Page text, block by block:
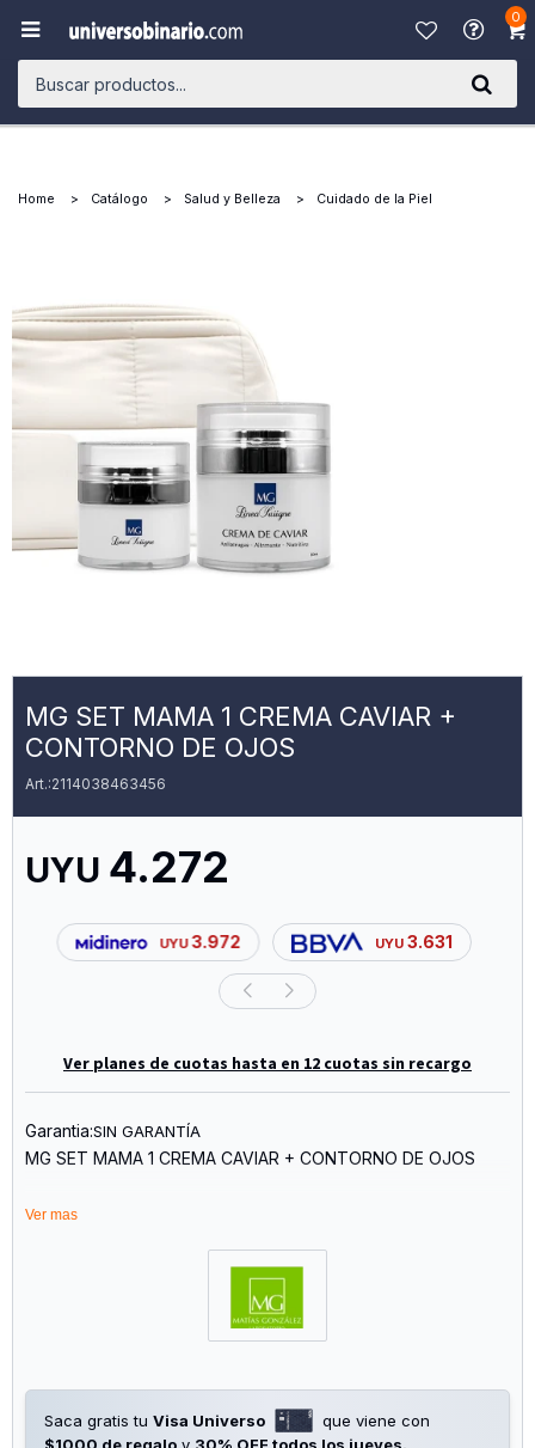
0

Home Catálogo Salud y Belleza Cuidado de la Piel
MG SET MAMA 1 CREMA CAVIAR +
CONTORNO DE OJOS
2114038463456
UYU 4.272
UYU 3.972 UYU 3.631
Ver planes de cuotas hasta en 12 cuotas sin recargo
Garantia:SIN GARANTÍA
MG SET MAMA 1 CREMA CAVIAR + CONTORNO DE OJOS
Línea Insigne
Sorprendé a mamá en su día con un detalle que realmente
va a disfrutar: un set de cuidado facial pensado para mimarla,
cuidarla y hacerla sentir especial todos los días.
Este combo combina tratamiento y bienestar, con fórmulas
que ayudan a hidratar, nutrir y mejorar la apariencia de la
Ver mas
Saca gratis tu Visa Universo
que viene con
$1000 de regalo y 30% OFF todos los jueves.